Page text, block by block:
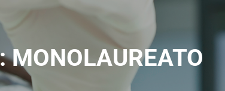
MONOLAUREATO